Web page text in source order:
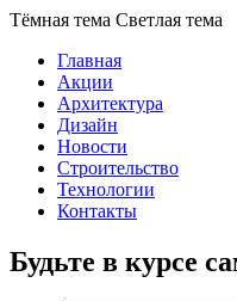
Тёмная тема Светлая тема
Главная
Акции
Архитектура
Дизайн
Новости
Строительство
Технологии
Контакты
Будьте в курсе